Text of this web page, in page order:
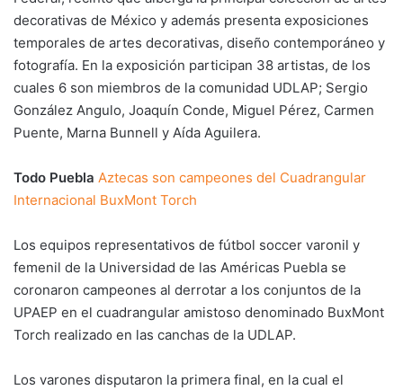
decorativas de México y además presenta exposiciones
temporales de artes decorativas, diseño contemporáneo y
fotografía. En la exposición participan 38 artistas, de los
cuales 6 son miembros de la comunidad UDLAP; Sergio
González Angulo, Joaquín Conde, Miguel Pérez, Carmen
Puente, Marna Bunnell y Aída Aguilera.
Todo Puebla Aztecas son campeones del Cuadrangular
Internacional BuxMont Torch
Los equipos representativos de fútbol soccer varonil y
femenil de la Universidad de las Américas Puebla se
coronaron campeones al derrotar a los conjuntos de la
UPAEP en el cuadrangular amistoso denominado BuxMont
Torch realizado en las canchas de la UDLAP.
Los varones disputaron la primera final, en la cual el